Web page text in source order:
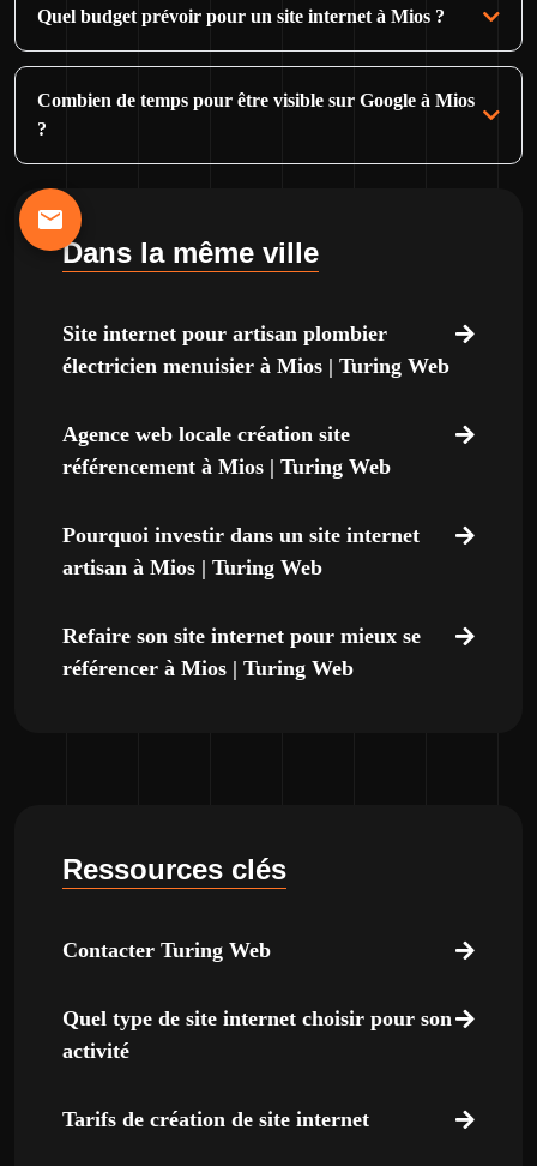
Quel budget prévoir pour un site internet à Mios ?
Combien de temps pour être visible sur Google à Mios
?
Dans la même ville
Site internet pour artisan plombier
électricien menuisier à Mios | Turing Web
Agence web locale création site
référencement à Mios | Turing Web
Pourquoi investir dans un site internet
artisan à Mios | Turing Web
Refaire son site internet pour mieux se
référencer à Mios | Turing Web
Ressources clés
Contacter Turing Web
Quel type de site internet choisir pour son
activité
Tarifs de création de site internet